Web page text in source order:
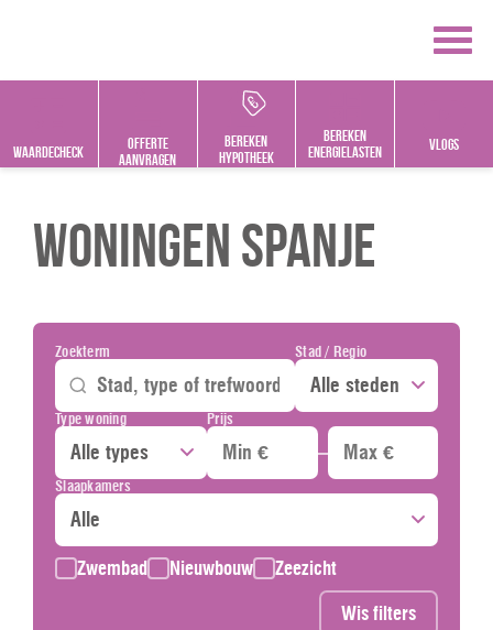
Woningen Spanje
Zoekterm Stad / Regio
Type woning Prijs
–
Slaapkamers
Zwembad Nieuwbouw Zeezicht
Wis filters
Waardecheck
offerte
aanvragen
bereken
hypotheek
Bereken
energielasten
vlogs